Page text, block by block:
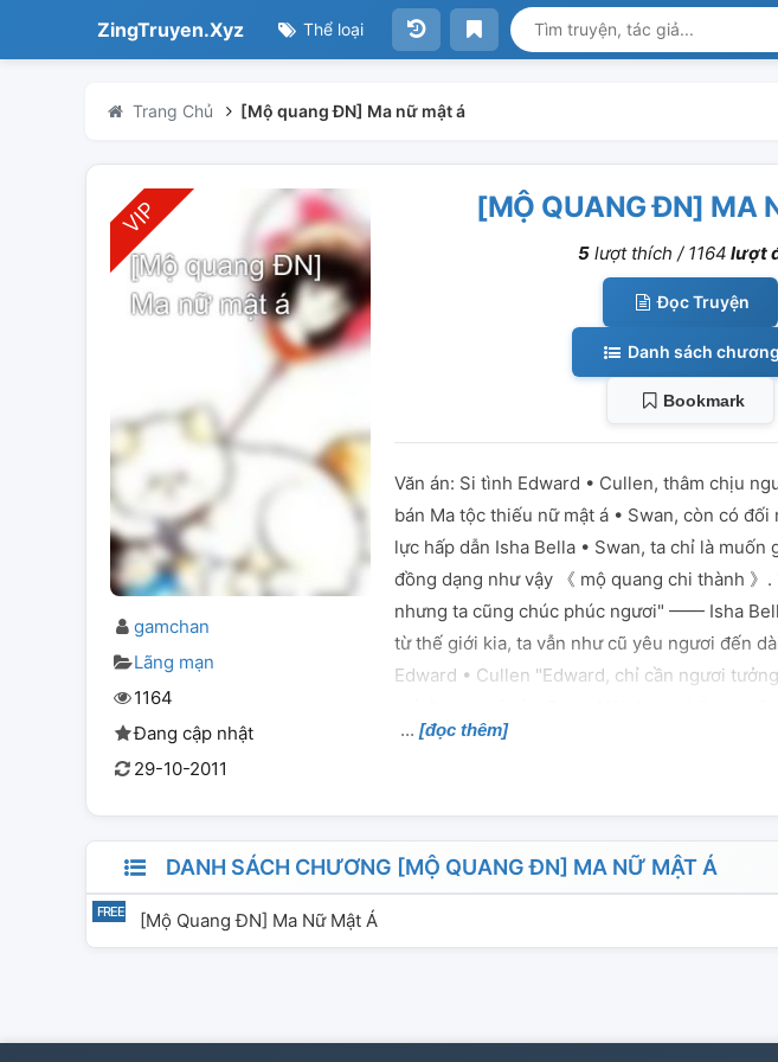
ZingTruyen.Xyz Thể loại
Trang Chủ [Mộ quang ĐN] Ma nữ mật á
gamchan
Lãng mạn
1164
Đang cập nhật
29-10-2011
[MỘ QUANG ĐN] MA
5lượt thích / 1164 lượt
Đọc Truyện
Danh sách chương
Bookmark
Văn án: Si tình Edward • Cullen, thâm chịu
bán Ma tộc thiếu nữ mật á • Swan, còn có
lực hấp dẫn Isha Bella • Swan, ta chỉ là muốn
đồng dạng như vậy 《 mộ quang chi thành 》
nhưng ta cũng chúc phúc ngươi" —— Isha
từ thế giới kia, ta vẫn như cũ yêu ngươi đến
Edward • Cullen "Edward, chỉ cần ngươi
quái thần tiên ma quái phương tây Roman
[đọc thêm]
DANH SÁCH CHƯƠNG [MỘ QUANG ĐN] MA NỮ MẬT Á
[Mộ Quang ĐN] Ma Nữ Mật Á